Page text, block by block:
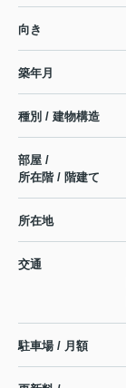
向き
築年月
種別 / 建物構造
部屋 /
所在階 / 階建て
所在地
交通
駐車場 / 月額